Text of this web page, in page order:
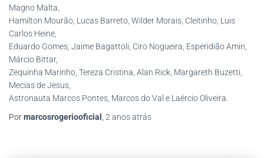
Magno Malta,
Hamilton Mourão, Lucas Barreto, Wilder Morais, Cleitinho, Luis
Carlos Heine,
Eduardo Gomes, Jaime Bagattoli, Ciro Nogueira, Esperidião Amin,
Márcio Bittar,
Zequinha Marinho, Tereza Cristina, Alan Rick, Margareth Buzetti,
Mecias de Jesus,
Astronauta Marcos Pontes, Marcos do Val e Laércio Oliveira.
Pormarcosrogeriooficial 2 anosatrás